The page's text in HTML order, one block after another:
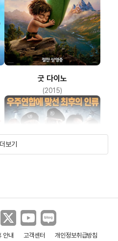
굿 다이노
(2015)
더보기
안내 고객센터
개인정보취급방침